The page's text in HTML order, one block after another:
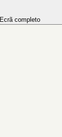
Ecrã completo